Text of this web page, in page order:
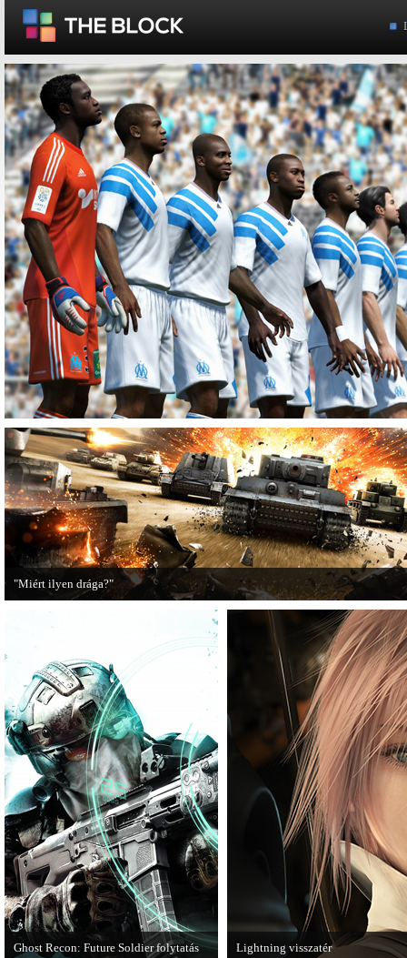
"Miért ilyen drága?"
A PC Guru utánajárt, miért kerülnek olyan sokba a AAA-kategóriás
Ghost Recon: Future Soldier folytatás Lightning visszatér